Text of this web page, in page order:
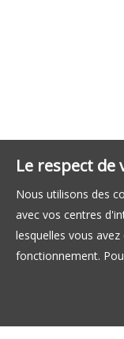
Le respect
Nous utilisons des
avec vos centres
lesquelles vous
fonctionnement.